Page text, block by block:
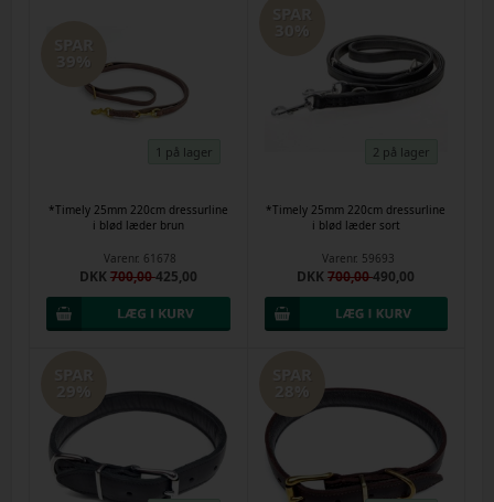
1 på lager
*Timely 25mm 220cm dressurline
i blød læder brun
Varenr. 61678
DKK700,00425,00
2 på lager
*Timely 25mm 220cm dressurline
i blød læder sort
Varenr. 59693
DKK700,00490,00